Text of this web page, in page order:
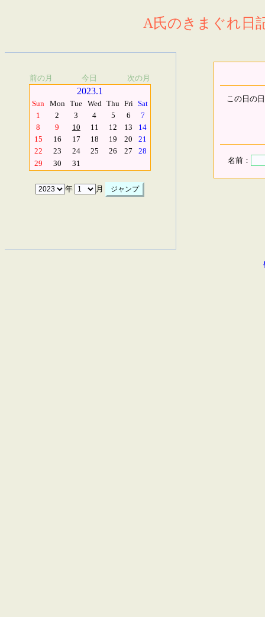
A氏のきまぐれ日
前の月 今日 次の月
2023.1
Sun Mon Tue Wed Thu Fri Sat
1
2 3 4 5 6
7
8
9 10 11 12 13
14
15
16 17 18 19 20
21
22
23 24 25 26 27
28
29
30 31
年 月
この日の
名前：